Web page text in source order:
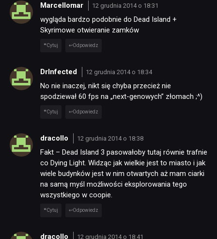
Marcellomar 12 grudnia 2014 o 18:31
wygląda bardzo podobnie do Dead Island +
Skyrimowe otwieranie zamków
Cytuj Odpowiedz
DrInfected 12 grudnia 2014 o 18:34
No nie inaczej, nikt się chyba przecież nie
spodziewał 60 fps na „next-genowych” złomach ;^)
Cytuj Odpowiedz
dracollo 12 grudnia 2014 o 18:38
Fakt – Dead Island 3 pasowałoby tutaj równie trafnie
co Dying Light. Widząc jak wielkie jest to miasto i jak
wiele budynków jest w nim otwartych aż mam ciarki
na samą myśl możliwości eksplorowania tego
wszystkiego w coopie.
Cytuj Odpowiedz
dracollo 12 grudnia 2014 o 18:41